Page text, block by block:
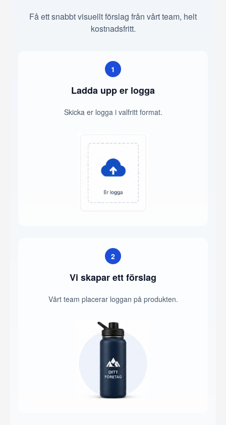
Få ett snabbt visuellt förslag från vårt team, helt
kostnadsfritt.
1
Ladda upp er logga
Skicka er logga i valfritt format.
2
Vi skapar ett förslag
Vårt team placerar loggan på produkten.